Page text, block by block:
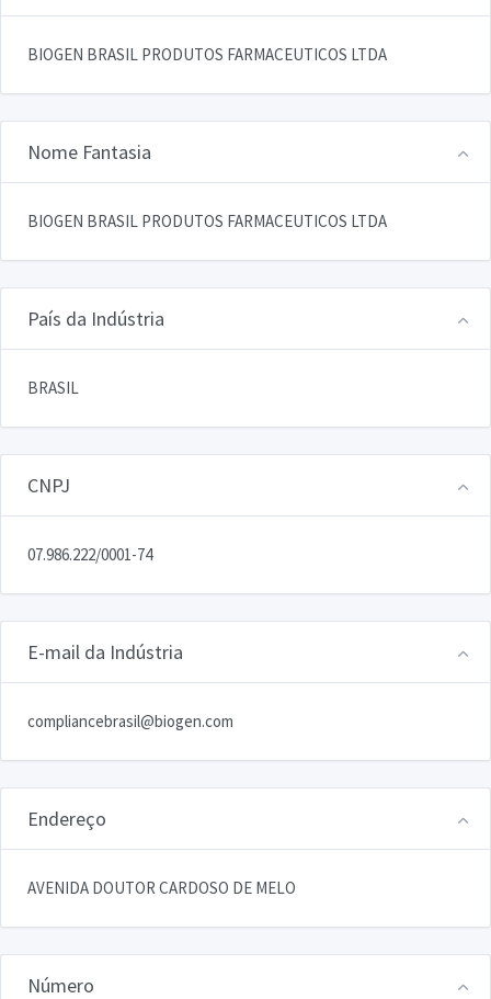
BIOGEN BRASIL PRODUTOS FARMACEUTICOS LTDA
Nome Fantasia
BIOGEN BRASIL PRODUTOS FARMACEUTICOS LTDA
País da Indústria
BRASIL
CNPJ
07.986.222/0001-74
E-mail da Indústria
compliancebrasil@biogen.com
Endereço
AVENIDA DOUTOR CARDOSO DE MELO
Número